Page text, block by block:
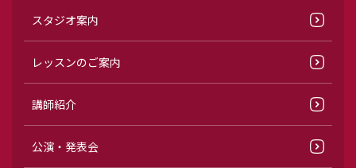
スタジオ案内
レッスンのご案内
講師紹介
公演・発表会